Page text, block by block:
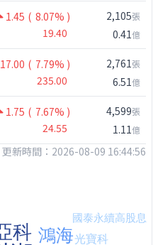
1.45 ( 8.07% )
19.40
2,105張
0.41億
( 7.79% )
235.00
2,761張
6.51億
1.75 ( 7.67% )
24.55
4,599張
1.11億
更新時間：2026-08-09 16:44:56